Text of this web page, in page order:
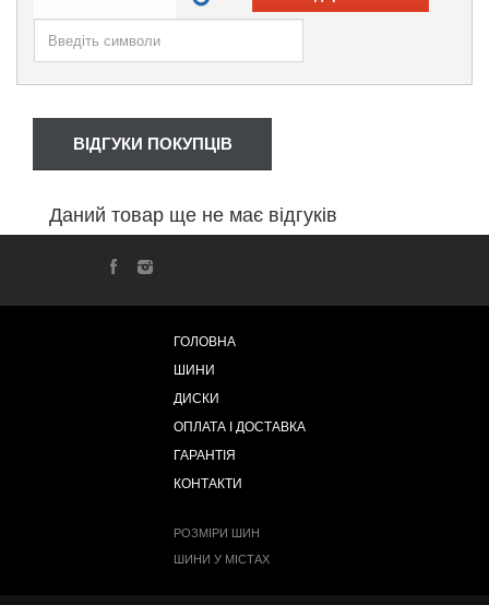
ВІДГУКИ ПОКУПЦІВ
Даний товар ще не має відгуків
ГОЛОВНА
ШИНИ
ДИСКИ
ОПЛАТА І ДОСТАВКА
ГАРАНТІЯ
КОНТАКТИ
РОЗМІРИ ШИН
ШИНИ У МІСТАХ